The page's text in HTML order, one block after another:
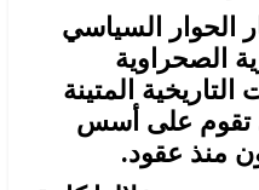
الحوار السياسي
الصحراوية
التاريخية المتينة
تقوم على أسس
منذ عقود.